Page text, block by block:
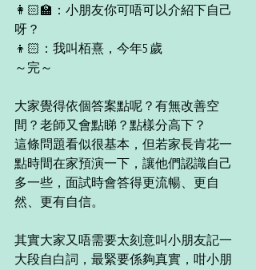
👩🏻‍🏫：小朋友你可唔可以介紹下自己
呀？
👦🏻：我叫栢熹，今年5歲
～完～
大家覺得依個答案點呢？有無改善空
間？老師又會點睇？點樣分高下？
這條問題看似很基本，但若家長肯花一
點時間在家預演一下，讓他們認識自己
多一些，面試時會答得更流暢、更自
然、更有自信。
其實大家又唔需要太刻意叫小朋友記一
大段自白詞，最緊要係夠真實，咁小朋